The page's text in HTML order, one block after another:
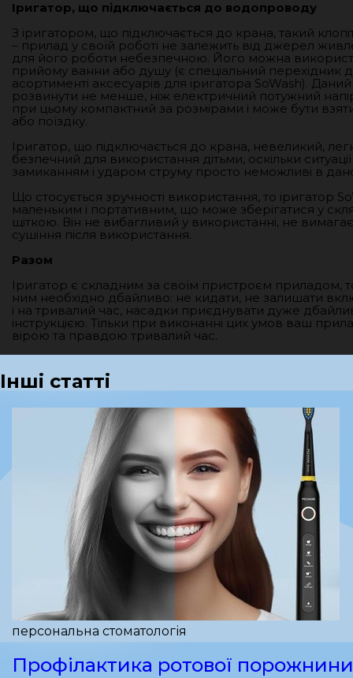
Іригатор, що підключається до водопроводу
З іригатором, що підключається до крана, такий
– прилад у своїй роботі не залежить від джерел
для його роботи небезпечною. Його можна
прийому ванни або душу (є спеціальний перехідник
асортименті аксесуарів для іригатора SoWash).
розвинути не менше, ніж електричний потужний
при цьому компактний за розмірами і може бути
або поїздку.
Іригатор, що підключається до крана, невеликий,
безпечний для використання дітьми, оскільки
замиканням і ударом струму просто неможливі в
Що стосується зручності використання, то іригатор
маленьким і портативним, що може зберігатися у
щіткою. Він не вибагливий у використанні, не
сушіння після використання.
Разом
Іригатор є складним за своїм пристроєм приладом,
ним необхідно дбайливо: не кидати, не залишати
і на тривалий час, насадки приєднувати дуже
інструкцією. Тільки при виконанні цих умов ваш
вірою та правдою тривалий час.
Інші статті
персональна стоматологія
Профілактика ротової